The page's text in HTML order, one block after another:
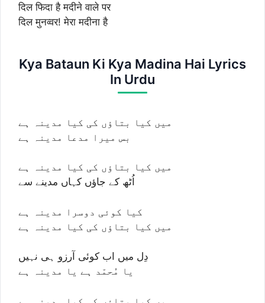
दिल फिदा है मदीने वाले पर
दिल मुनव्वर! मेरा मदीना है
Kya Bataun Ki Kya Madina Hai Lyrics
In Urdu
میں کیا بتاؤں کی کیا مدینہ ہے
بس میرا مدعا مدینہ ہے
میں کیا بتاؤں کی کیا مدینہ ہے
اُٹھ کے جاؤں کہاں مدینے سے
کیا کوئی دوسرا مدینہ ہے
میں کیا بتاؤں کی کیا مدینہ ہے
دِل میں اب کوئی آرزو ہی نہیں
یا مُحمّد ہے یا مدینہ ہے